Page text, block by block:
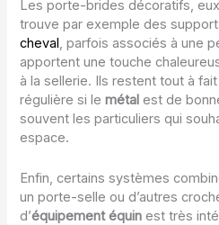
Les porte-brides décoratifs,
trouve par exemple des
cheval , parfois associés à une
apportent une touche
à la sellerie. Ils restent tout à
régulière si lemétal est de
souvent les particuliers qui
espace.
Enfin, certains systèmes
un porte-selle ou d’autres
d’équipement équin est très